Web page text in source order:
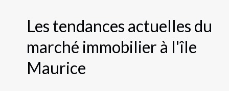
Les tendances actuelles du
marché immobilier à l'île
Maurice